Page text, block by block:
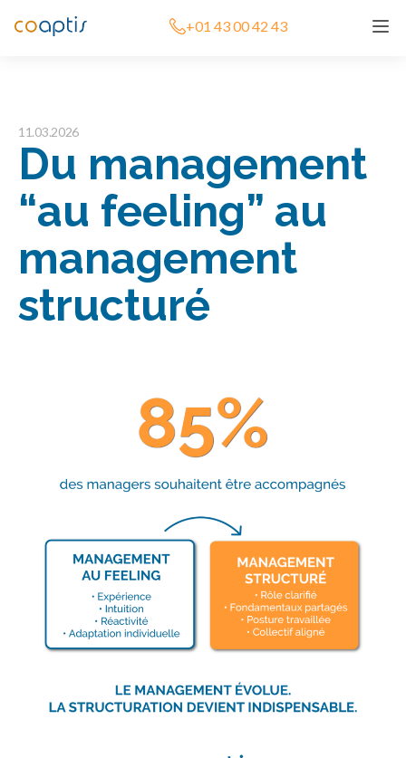
+01 43 00 42 43
11.03.2026
Du management
“au feeling” au
management
structuré